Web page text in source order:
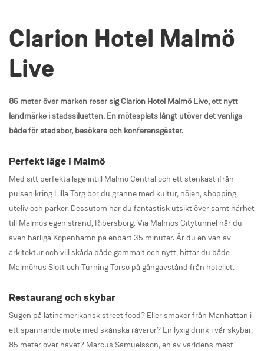
Clarion Hotel Malmö
Live
85 meter över marken reser sig Clarion Hotel Malmö Live, ett nytt
landmärke i stadssiluetten. En mötesplats långt utöver det vanliga
både för stadsbor, besökare och konferensgäster.
Perfekt läge i Malmö
Med sitt perfekta läge intill Malmö Central och ett stenkast ifrån
pulsen kring Lilla Torg bor du granne med kultur, nöjen, shopping,
uteliv och parker. Dessutom har du fantastisk utsikt över samt närhet
till Malmös egen strand, Ribersborg. Via Malmös Citytunnel når du
även härliga Köpenhamn på enbart 35 minuter. Är du en vän av
arkitektur och vill skåda både gammalt och nytt, hittar du både
Malmöhus Slott och Turning Torso på gångavstånd från hotellet.
Restaurang och skybar
Sugen på latinamerikansk street food? Eller smaker från Manhattan i
ett spännande möte med skånska råvaror? En lyxig drink i vår skybar,
85 meter över havet? Marcus Samuelsson, en av världens mest